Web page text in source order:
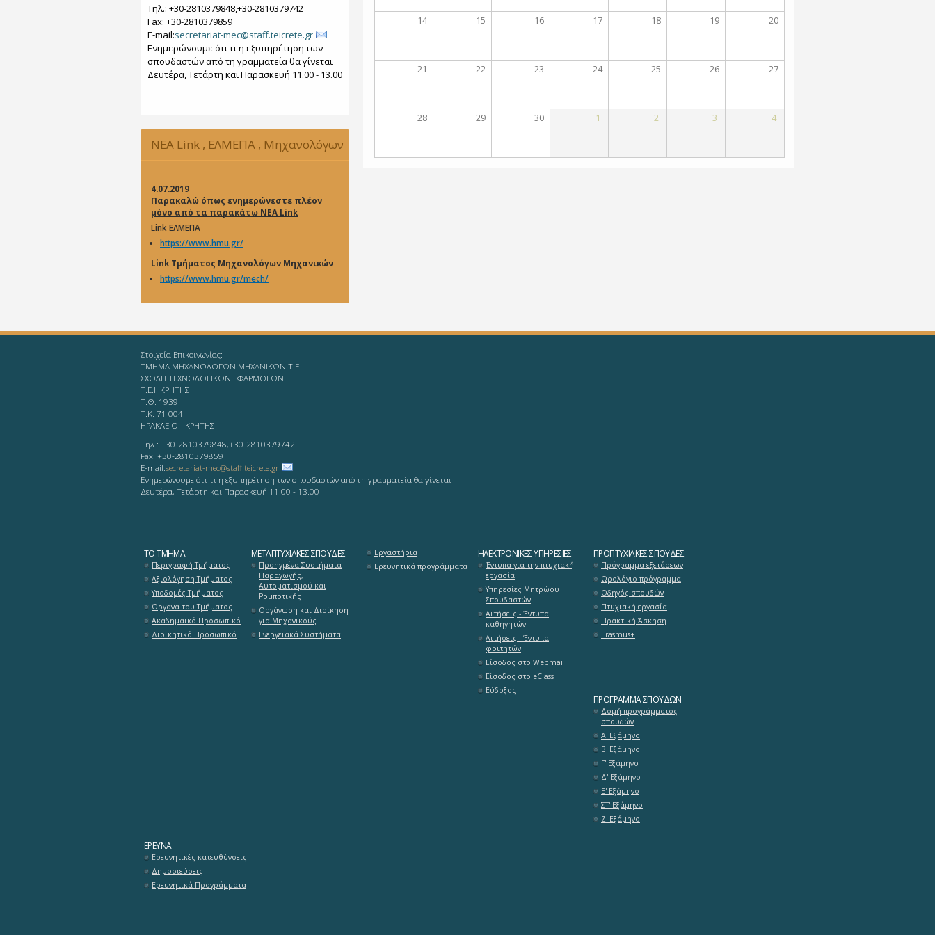
Τηλ.: +30-2810379848,+30-2810379742
Fax: +30-2810379859
Ε-mail:secretariat-mec@staff.teicrete.gr
Ενημερώνουμε ότι τι η εξυπηρέτηση των
σπουδαστών από τη γραμματεία θα γίνεται
Δευτέρα, Τετάρτη και Παρασκευή 11.00 - 13.00
NEA Link , ΕΛΜΕΠΑ , Μηχανολόγων
4.07.2019
Παρακαλώ όπως ενημερώνεστε πλέον
μόνο από τα παρακάτω NEA Link
Link ΕΛΜΕΠΑ
https://www.hmu.gr/
Link Τμήματος Μηχανολόγων Μηχανικών
https://www.hmu.gr/mech/
14 15 16 17 18 19 20
21 22 23 24 25 26 27
28 29 30 1 2 3 4
Στοιχεία Επικοινωνίας:
ΤΜΗΜΑ ΜΗΧΑΝΟΛΟΓΩΝ ΜΗΧΑΝΙΚΩΝ Τ.Ε.
ΣΧΟΛΗ ΤΕΧΝΟΛΟΓΙΚΩΝ ΕΦΑΡΜΟΓΩΝ
T.E.I. KΡΗΤΗΣ
Τ.Θ. 1939
Τ.Κ. 71 004
ΗΡΑΚΛΕΙΟ - KΡΗΤΗΣ
Τηλ.: +30-2810379848,+30-2810379742
Fax: +30-2810379859
Ε-mail:secretariat-mec@staff.teicrete.gr
Ενημερώνουμε ότι τι η εξυπηρέτηση των σπουδαστών από τη γραμματεία θα γίνεται
Δευτέρα, Τετάρτη και Παρασκευή 11.00 - 13.00
ΤΟ ΤΜΉΜΑ
Περιγραφή Τμήματος
Αξιολόγηση Τμήματος
Υποδομές Τμήματος
Όργανα του Τμήματος
Ακαδημαϊκό Προσωπικό
Διοικητικό Προσωπικό
ΜΕΤΑΠΤΥΧΙΑΚΈΣ ΣΠΟΥΔΈΣ
Προηγμένα Συστήματα
Παραγωγής,
Αυτοματισμού και
Ρομποτικής
Οργάνωση και Διοίκηση
για Μηχανικούς
Ενεργειακά Συστήματα
Εργαστήρια
Ερευνητικά προγράμματα
ΗΛΕΚΤΡΟΝΙΚΈΣ ΥΠΗΡΕΣΊΕΣ
Έντυπα για την πτυχιακή
εργασία
Υπηρεσίες Μητρώου
Σπουδαστών
Αιτήσεις - Έντυπα
καθηγητών
Αιτήσεις - Έντυπα
φοιτητών
Είσοδος στο Webmail
Είσοδος στο eClass
Εύδοξος
ΠΡΟΠΤΥΧΙΑΚΈΣ ΣΠΟΥΔΈΣ
Πρόγραμμα εξετάσεων
Ωρολόγιο πρόγραμμα
Οδηγός σπουδών
Πτυχιακή εργασία
Πρακτική Άσκηση
Erasmus+
ΠΡΌΓΡΑΜΜΑ ΣΠΟΥΔΏΝ
Δομή προγράμματος
σπουδών
Α' Εξάμηνο
Β' Εξάμηνο
Γ' Εξάμηνο
Δ' Εξάμηνο
Ε' Εξάμηνο
ΣΤ' Εξάμηνο
Ζ' Εξάμηνο
ΈΡΕΥΝΑ
Ερευνητικές κατευθύνσεις
Δημοσιεύσεις
Ερευνητικά Προγράμματα